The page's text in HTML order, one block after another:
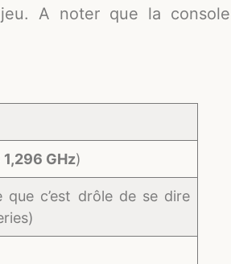
A noter que la console
GHz)
c’est drôle de se dire